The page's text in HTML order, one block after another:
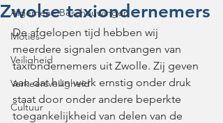
Algemene Beschouwingen
Moties
Veiligheid
Verkeersveiligheid
Cultuur
Zwolse taxiondernemers
De afgelopen tijd hebben wij
meerdere signalen ontvangen van
taxiondernemers uit Zwolle. Zij geven
aan dat hun werk ernstig onder druk
staat door onder andere beperkte
toegankelijkheid van delen van de